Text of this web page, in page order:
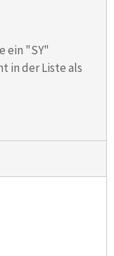
ein "SY"
in der Liste als